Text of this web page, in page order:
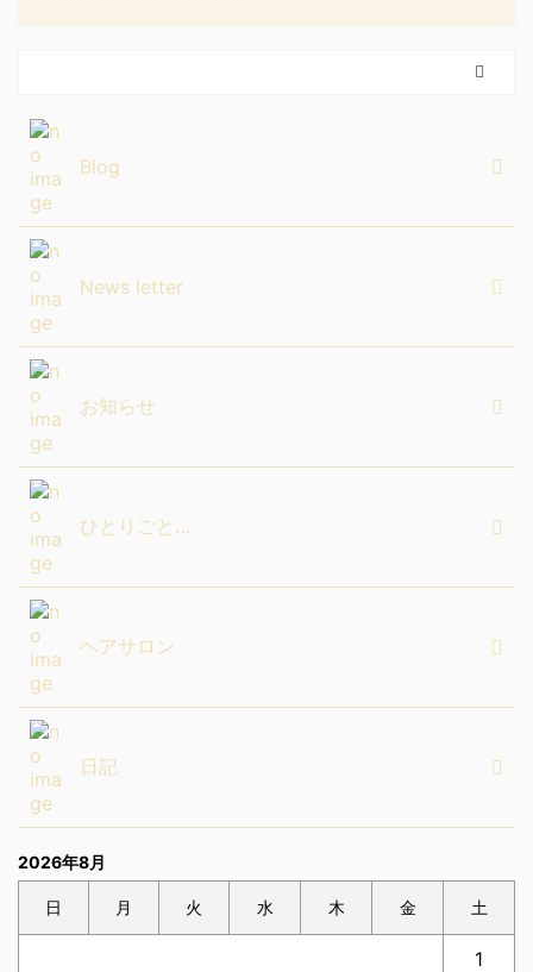
Blog
News letter
お知らせ
ひとりごと…
ヘアサロン
日記
2026年8月
日 月 火 水 木 金 土
1